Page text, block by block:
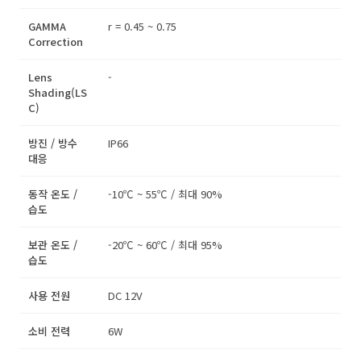
GAMMA
Correction
r = 0.45 ~ 0.75
Lens
Shading(LS
C)
-
방진 / 방수
대응
IP66
동작 온도 /
습도
-10℃ ~ 55℃ / 최대 90%
보관 온도 /
습도
-20℃ ~ 60℃ / 최대 95%
사용 전원 DC 12V
소비 전력 6W